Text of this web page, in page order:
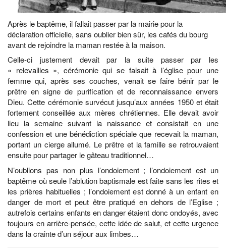
Après le baptême, il fallait passer par la mairie pour la
déclaration officielle, sans oublier bien sûr, les cafés du bourg
avant de rejoindre la maman restée à la maison.
Celle-ci justement devait par la suite passer par les
« relevailles », cérémonie qui se faisait à l’église pour une
femme qui, après ses couches, venait se faire bénir par le
prêtre en signe de purification et de reconnaissance envers
Dieu. Cette cérémonie survécut jusqu’aux années 1950 et était
fortement conseillée aux mères chrétiennes. Elle devait avoir
lieu la semaine suivant la naissance et consistait en une
confession et une bénédiction spéciale que recevait la maman,
portant un cierge allumé. Le prêtre et la famille se retrouvaient
ensuite pour partager le gâteau traditionnel…
N’oublions pas non plus l’ondoiement ; l’ondoiement est un
baptême où seule l’ablution baptismale est faite sans les rites et
les prières habituelles ; l’ondoiement est donné à un enfant en
danger de mort et peut être pratiqué en dehors de l’Eglise ;
autrefois certains enfants en danger étaient donc ondoyés, avec
toujours en arrière-pensée, cette idée de salut, et cette urgence
dans la crainte d’un séjour aux limbes…